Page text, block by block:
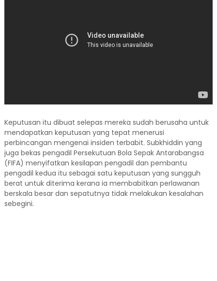
Keputusan itu dibuat selepas mereka sudah berusaha untuk
mendapatkan keputusan yang tepat menerusi
perbincangan mengenai insiden terbabit. Subkhiddin yang
juga bekas pengadil Persekutuan Bola Sepak Antarabangsa
(FIFA) menyifatkan kesilapan pengadil dan pembantu
pengadil kedua itu sebagai satu keputusan yang sungguh
berat untuk diterima kerana ia membabitkan perlawanan
berskala besar dan sepatutnya tidak melakukan kesalahan
sebegini.